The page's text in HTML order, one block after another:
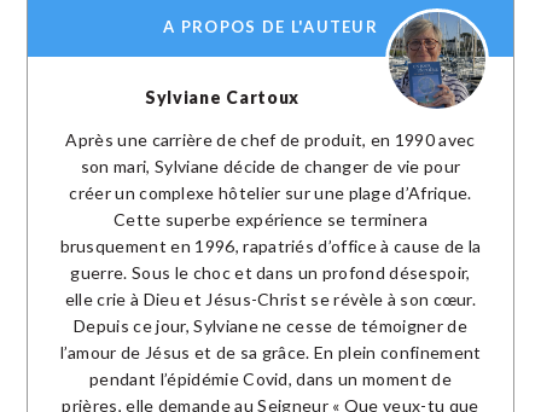
A PROPOS DE L'AUTEUR
Sylviane Cartoux
Après une carrière de chef de produit, en 1990 avec
son mari, Sylviane décide de changer de vie pour
créer un complexe hôtelier sur une plage d’Afrique.
Cette superbe expérience se terminera
brusquement en 1996, rapatriés d’office à cause de la
guerre. Sous le choc et dans un profond désespoir,
elle crie à Dieu et Jésus-Christ se révèle à son cœur.
Depuis ce jour, Sylviane ne cesse de témoigner de
l’amour de Jésus et de sa grâce. En plein confinement
pendant l’épidémie Covid, dans un moment de
prières, elle demande au Seigneur « Que veux-tu que